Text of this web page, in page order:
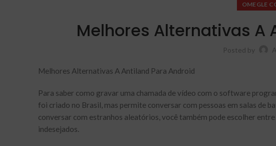
OMEGLE
Melhores Alternativas A
Posted by
Melhores Alternativas A Antiland Para Android
Para saber como gravar uma chamada de vídeo com o software
foi criado no Brasil, mas permite conversar com pessoas em salas de
conversar com estranhos aleatórios, você também pode escolher
indesejados.